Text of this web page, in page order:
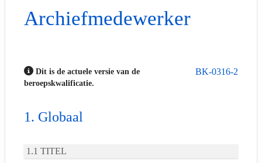
Archiefmedewerker
BK-0316-2
Dit is de actuele versie van de
beroepskwalificatie.
Globaal
TITEL